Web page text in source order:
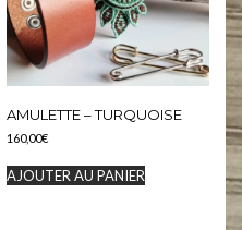
AMULETTE – TURQUOISE
160,00€
AJOUTER AU PANIER